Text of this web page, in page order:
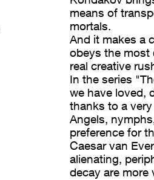
means of
mortals.
And it makes a
obeys the most
real creative
In the series
we have loved,
thanks to a
Angels,
preference for
Caesar van
alienating,
decay are more